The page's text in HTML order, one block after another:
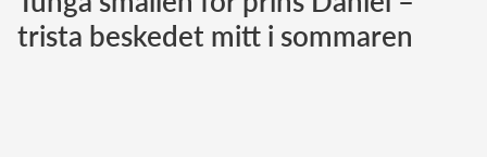
Norska kungahuset
trista beskedet mitt i sommaren